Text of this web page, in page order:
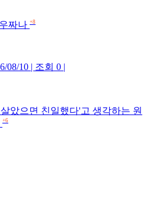
짜나 +8
08/10 | 조회 0 |
았으면 친일했다'고 생각하는 원
+6